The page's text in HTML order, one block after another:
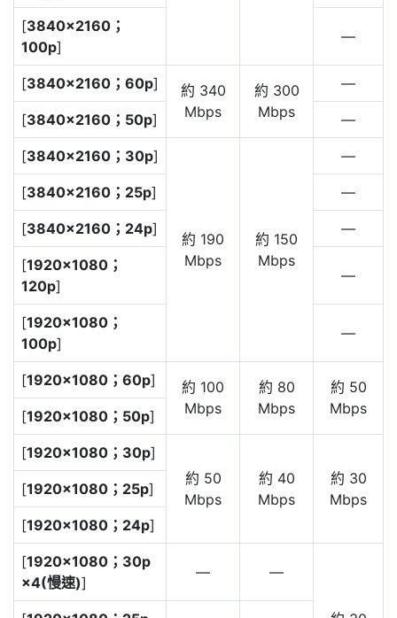
[3840×2160；
100p]
—
[3840×2160；60p]
約 340
Mbps
約 300
Mbps
—
[3840×2160；50p] —
[3840×2160；30p]
約 190
Mbps
約 150
Mbps
—
[3840×2160；25p] —
[3840×2160；24p] —
[1920×1080；
120p]
—
[1920×1080；
100p]
—
[1920×1080；60p]
約 100
Mbps
約 80
Mbps
約 50
Mbps
[1920×1080；50p]
[1920×1080；30p]
約 50
Mbps
約 40
Mbps
約 30
Mbps
[1920×1080；25p]
[1920×1080；24p]
[1920×1080；30p
×4(慢速)]
— —